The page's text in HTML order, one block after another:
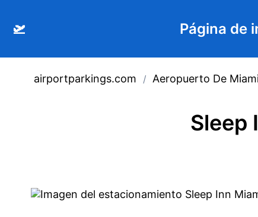
🛫 Página de
airportparkings.com / Aeropuerto De
Sleep